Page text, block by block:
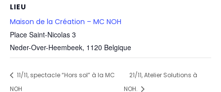
LIEU
Maison de la Création – MC NOH
Place Saint-Nicolas 3
Neder-Over-Heembeek, 1120 Belgique
11/11, spectacle “Hors sol” à la MC
NOH
21/11, Atelier Solutions à
NOH.